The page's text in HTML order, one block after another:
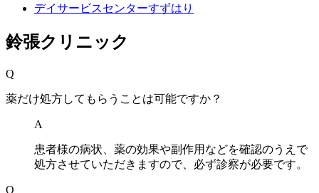
デイサービスセンターすずはり
鈴張クリニック
Q
薬だけ処方してもらうことは可能ですか？
A
患者様の病状、薬の効果や副作用などを確認のうえで
処方させていただきますので、必ず診察が必要です。
Q